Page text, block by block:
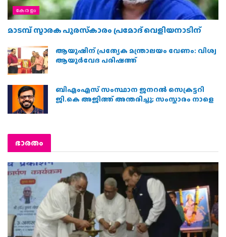
കേരളം
മാടമ്പ് സ്മാരക പുരസ്‌കാരം പ്രമോദ് വെളിയനാടിന്
ആയുഷിന് പ്രത്യേക മന്ത്രാലയം വേണം: വിശ്വ
ആയുര്‍വേദ പരിഷത്ത്
ബിഎംഎസ് സംസ്ഥാന ജനറൽ സെക്രട്ടറി
ജി.കെ അജിത്ത് അന്തരിച്ചു; സംസ്കാരം നാളെ
ഭാരതം